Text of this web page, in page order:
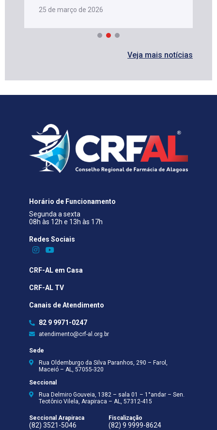
25 de março de 2026
Veja mais notícias
Horário de Funcionamento
Segunda a sexta
08h às 12h e 13h às 17h
Redes Sociais​
CRF-AL em Casa
CRF-AL TV
Canais de Atendimento
82 9 9971-0247
atendimento@crf-al.org.br
Sede
Rua Oldemburgo da Silva Paranhos, 290 – Farol,
Maceió – AL, 57055-320
Seccional
Rua Delmiro Gouveia, 1382 – sala 01 – 1°andar – Sen.
Teotônio Vilela, Arapiraca – AL, 57312-415
Seccional Arapiraca
(82) 3521-5046
Fiscalização
(82) 9 9999-8624